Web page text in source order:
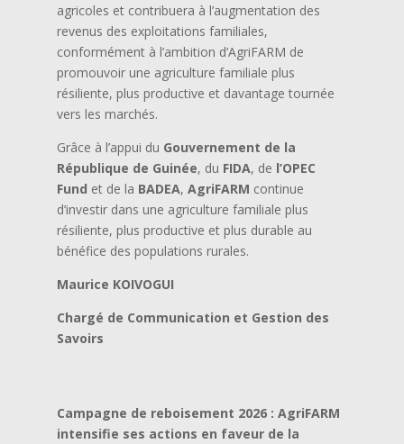
agricoles et contribuera à l’augmentation des
revenus des exploitations familiales,
conformément à l’ambition d’AgriFARM de
promouvoir une agriculture familiale plus
résiliente, plus productive et davantage tournée
vers les marchés.
Grâce à l’appui du Gouvernement de la
République de Guinée, du FIDA, de l’OPEC
Fund et de la BADEA,AgriFARM continue
d’investir dans une agriculture familiale plus
résiliente, plus productive et plus durable au
bénéfice des populations rurales.
Maurice KOIVOGUI
Chargé de Communication et Gestion des
Savoirs
Campagne de reboisement 2026 : AgriFARM
intensifie ses actions en faveur de la